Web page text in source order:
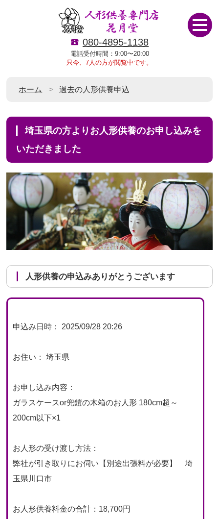
080-4895-1138
電話受付時間：9:00〜20:00
只今、7人の方が閲覧中です。
ホーム 過去の人形供養申込
埼玉県の方よりお人形供養のお申し込みを
いただきました
人形供養の申込みありがとうございます
申込み日時： 2025/09/28 20:26
お住い： 埼玉県
お申し込み内容：
ガラスケースor兜鎧の木箱のお人形 180cm超～
200cm以下×1
お人形の受け渡し方法：
弊社が引き取りにお伺い【別途出張料が必要】 埼
玉県川口市
お人形供養料金の合計：18,700円